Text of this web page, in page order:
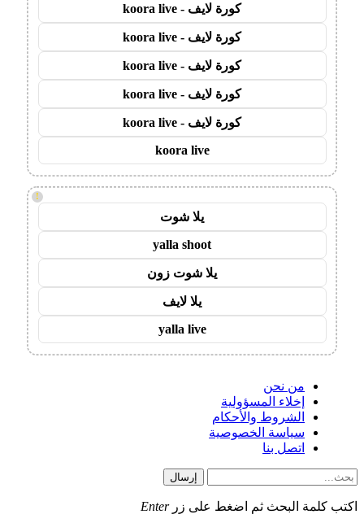
كورة لايف - koora live
كورة لايف - koora live
كورة لايف - koora live
كورة لايف - koora live
كورة لايف - koora live
koora live
!
يلا شوت
yalla shoot
يلا شوت زون
يلا لايف
yalla live
من نحن
إخلاء المسؤولية
الشروط والأحكام
سياسة الخصوصية
اتصل بنا
إرسال
اكتب كلمة البحث ثم اضغط على زرEnter